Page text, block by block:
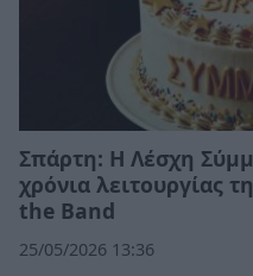
Σπάρτη: Η Λέσχη
χρόνια λειτουργίας
the Band
25/05/2026 13:36